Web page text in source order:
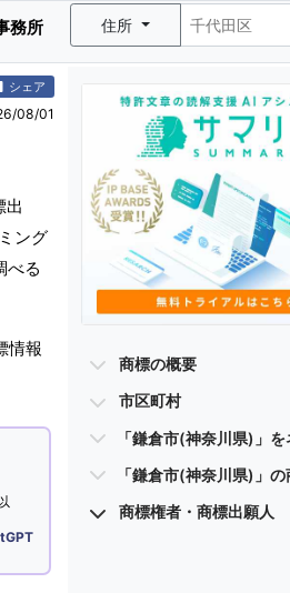
務所 住所
シェア
08/01
出
ング
べる
情報
商標の概要
市区町村
「鎌倉市(神奈川県)」を
「鎌倉市(神奈川県)」
商標権者・商標出願人